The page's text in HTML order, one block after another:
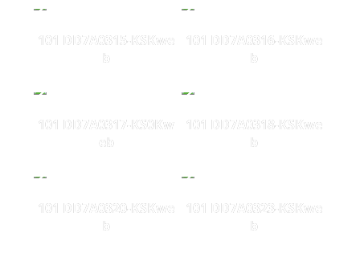
101 DD7A0315-KSKwe
b
101 DD7A0316-KSKwe
b
101 DD7A0317-KS0Kw
eb
101 DD7A0318-KSKwe
b
101 DD7A0320-KSKwe
b
101 DD7A0323-KSKwe
b